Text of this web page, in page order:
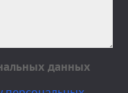
данных